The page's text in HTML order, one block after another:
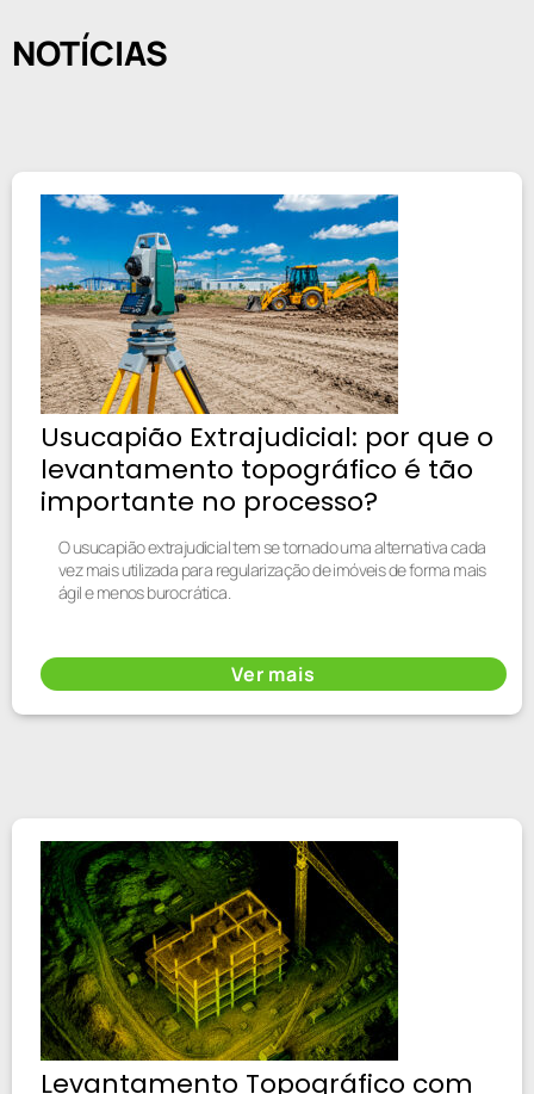
NOTÍCIAS
Usucapião Extrajudicial: por que o
levantamento topográfico é tão
importante no processo?
O usucapião extrajudicial tem se tornado uma alternativa cada
vez mais utilizada para regularização de imóveis de forma mais
ágil e menos burocrática.
Ver mais
Levantamento Topográfico com